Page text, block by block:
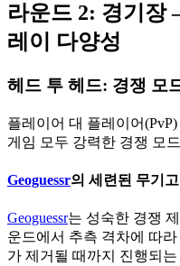
라운드 2: 경기장
레이 다양성
헤드 투 헤드: 경쟁 모
플레이어 대 플레이어
게임 모두 강력한 경쟁 모
Geoguessr의 세련된 무기고
Geoguessr는 성숙한 경쟁
운드에서 추측 격차에 따
가 제거될 때까지 진행되는